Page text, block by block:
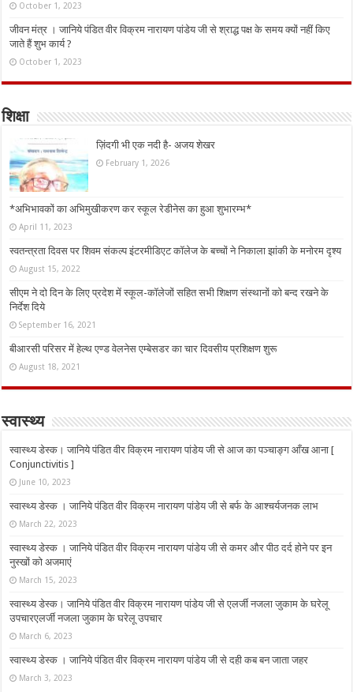
October 1, 2023
जीवन मंत्र । जानिये पंडित वीर विक्रम नारायण पांडेय जी से श्राद्ध पक्ष के समय क्यों नहीं किए
जाते हैं शुभ कार्य ?
October 1, 2023
शिक्षा
ज़िंदगी भी एक नदी है- अजय शेखर
February 1, 2026
*अभिभावकों का अभिमुखीकरण कर स्कूल रेडीनेस का हुआ शुभारम्भ*
April 11, 2023
स्वतन्त्रता दिवस पर शिवम संकल्प इंटरमीडिएट कॉलेज के बच्चों ने निकाला झांकी के मनोरम दृश्य
August 15, 2022
सीएम ने दो दिन के लिए प्रदेश में स्कूल-कॉलेजों सहित सभी शिक्षण संस्थानों को बन्द रखने के
निर्देश दिये
September 16, 2021
बीआरसी परिसर में हेल्थ एण्ड वेलनेस एम्बेसडर का चार दिवसीय प्रशिक्षण शुरू
August 18, 2021
स्वास्थ्य
स्वास्थ्य डेस्क। जानिये पंडित वीर विक्रम नारायण पांडेय जी से आज का पञ्चाङ्ग आँख आना [
Conjunctivitis ]
June 10, 2023
स्वास्थ्य डेस्क । जानिये पंडित वीर विक्रम नारायण पांडेय जी से बर्फ के आश्चर्यजनक लाभ
March 22, 2023
स्वास्थ्य डेस्क । जानिये पंडित वीर विक्रम नारायण पांडेय जी से कमर और पीठ दर्द होने पर इन
नुस्‍खों को अजमाएं
March 15, 2023
स्वास्थ्य डेस्क। जानिये पंडित वीर विक्रम नारायण पांडेय जी से एलर्जी नजला जुकाम के घरेलू
उपचारएलर्जी नजला जुकाम के घरेलू उपचार
March 6, 2023
स्वास्थ्य डेस्क । जानिये पंडित वीर विक्रम नारायण पांडेय जी से दही कब बन जाता जहर
March 3, 2023